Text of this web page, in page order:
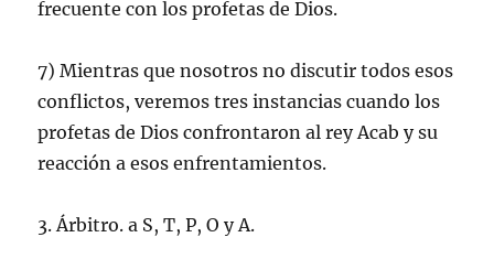
frecuente con los profetas de Dios.
7) Mientras que nosotros no discutir todos esos
conflictos, veremos tres instancias cuando los
profetas de Dios confrontaron al rey Acab y su
reacción a esos enfrentamientos.
3. Árbitro. a S, T, P, O y A.